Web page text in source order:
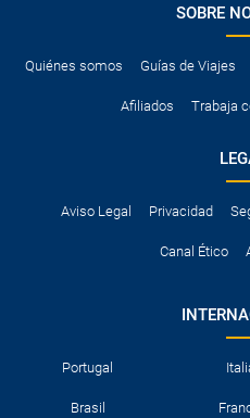
SOBRE
Quiénes somos Guías de Viajes
Afiliados Trabaja
Aviso Legal Privacidad
Canal Ético
Portugal
Brasil